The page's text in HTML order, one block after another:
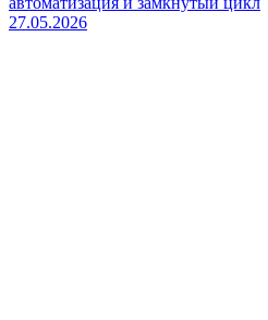
27.05.2026